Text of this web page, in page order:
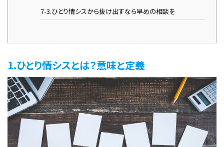
7-3.ひとり情シスから抜け出すなら早めの相談を
1.ひとり情シスとは？意味と定義